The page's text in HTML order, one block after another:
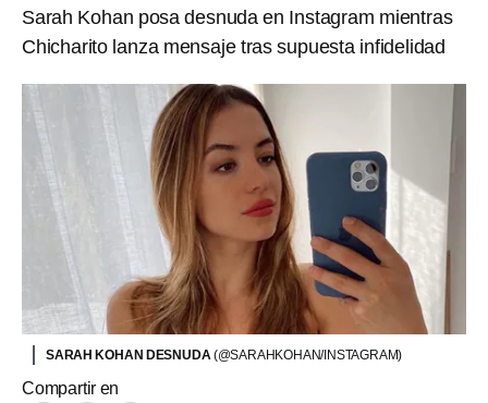
Sarah Kohan posa desnuda en Instagram mientras
Chicharito lanza mensaje tras supuesta infidelidad
SARAH KOHAN DESNUDA(@SARAHKOHAN/INSTAGRAM)
Compartir en